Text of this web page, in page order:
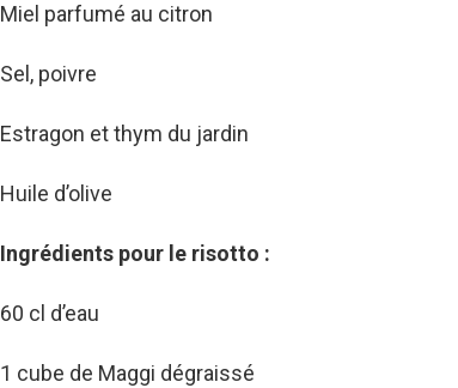
Miel parfumé au citron
Sel, poivre
Estragon et thym du jardin
Huile d’olive
Ingrédients pour le risotto :
60 cl d’eau
1 cube de Maggi dégraissé